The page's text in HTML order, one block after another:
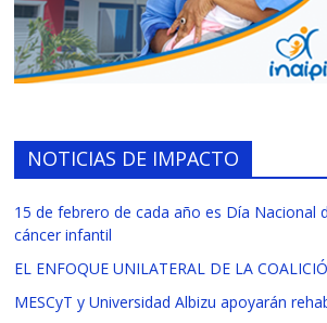
NOTICIAS DE IMPACTO
15 de febrero de cada año es Día Nacional
cáncer infantil
EL ENFOQUE UNILATERAL DE LA
MESCyT y Universidad Albizu apoyarán